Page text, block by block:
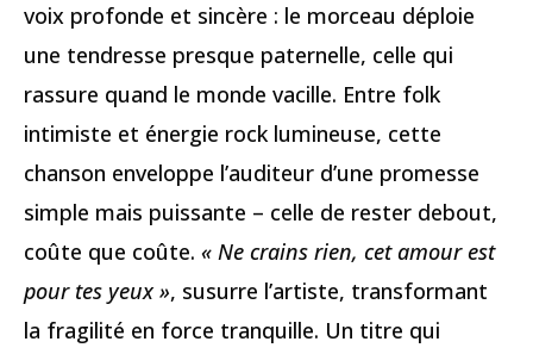
voix profonde et sincère : le morceau déploie
une tendresse presque paternelle, celle qui
rassure quand le monde vacille. Entre folk
intimiste et énergie rock lumineuse, cette
chanson enveloppe l’auditeur d’une promesse
simple mais puissante – celle de rester debout,
coûte que coûte. « Ne crains rien, cet amour est
pour tes yeux », susurre l’artiste, transformant
la fragilité en force tranquille. Un titre qui